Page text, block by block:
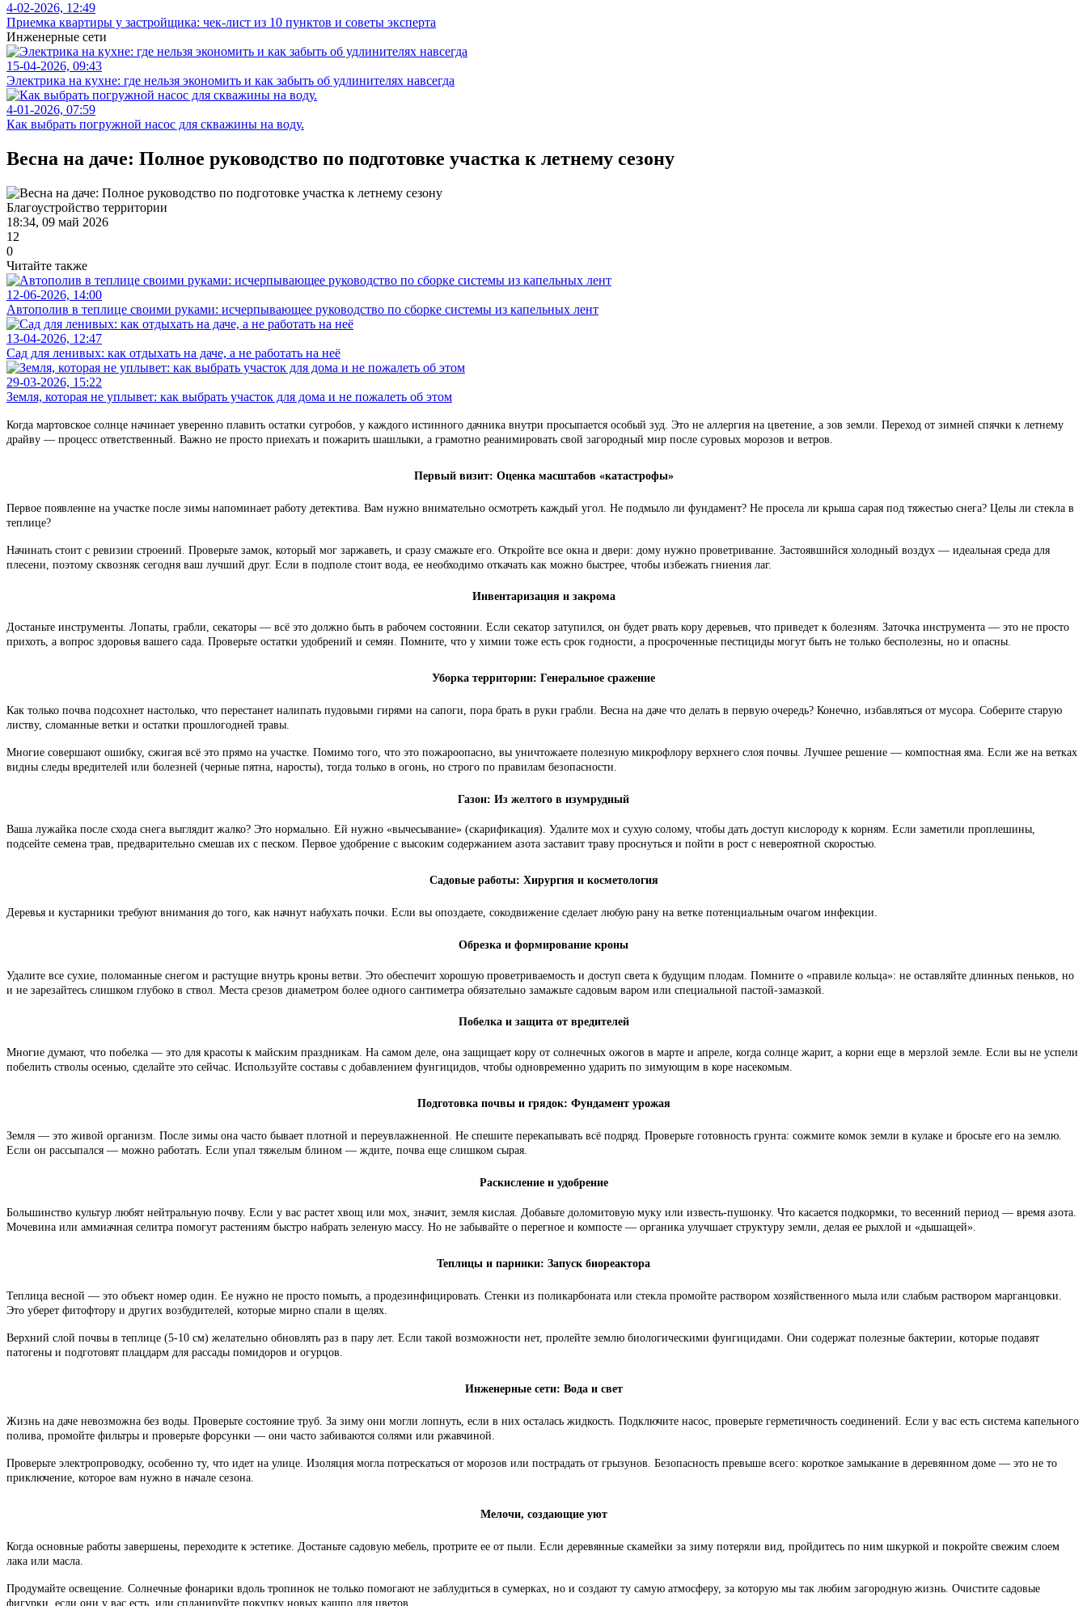
4-02-2026, 12:49
Приемка квартиры у застройщика: чек-лист из 10 пунктов и советы эксперта
Инженерные сети
15-04-2026, 09:43
Электрика на кухне: где нельзя экономить и как забыть об удлинителях навсегда
4-01-2026, 07:59
Как выбрать погружной насос для скважины на воду.
Весна на даче: Полное руководство по подготовке участка к летнему сезону
Благоустройство территории
18:34, 09 май 2026
12
0
Читайте также
12-06-2026, 14:00
Автополив в теплице своими руками: исчерпывающее руководство по сборке системы из капельных лент
13-04-2026, 12:47
Сад для ленивых: как отдыхать на даче, а не работать на неё
29-03-2026, 15:22
Земля, которая не уплывет: как выбрать участок для дома и не пожалеть об этом
Когда мартовское солнце начинает уверенно плавить остатки сугробов, у каждого истинного дачника внутри просыпается особый зуд. Это не аллергия на цветение, а зов земли. Переход от зимней спячки к летнему
драйву — процесс ответственный. Важно не просто приехать и пожарить шашлыки, а грамотно реанимировать свой загородный мир после суровых морозов и ветров.
Первый визит: Оценка масштабов «катастрофы»
Первое появление на участке после зимы напоминает работу детектива. Вам нужно внимательно осмотреть каждый угол. Не подмыло ли фундамент? Не просела ли крыша сарая под тяжестью снега? Целы ли стекла в
теплице?
Начинать стоит с ревизии строений. Проверьте замок, который мог заржаветь, и сразу смажьте его. Откройте все окна и двери: дому нужно проветривание. Застоявшийся холодный воздух — идеальная среда для
плесени, поэтому сквозняк сегодня ваш лучший друг. Если в подполе стоит вода, ее необходимо откачать как можно быстрее, чтобы избежать гниения лаг.
Инвентаризация и закрома
Достаньте инструменты. Лопаты, грабли, секаторы — всё это должно быть в рабочем состоянии. Если секатор затупился, он будет рвать кору деревьев, что приведет к болезням. Заточка инструмента — это не просто
прихоть, а вопрос здоровья вашего сада. Проверьте остатки удобрений и семян. Помните, что у химии тоже есть срок годности, а просроченные пестициды могут быть не только бесполезны, но и опасны.
Уборка территории: Генеральное сражение
Как только почва подсохнет настолько, что перестанет налипать пудовыми гирями на сапоги, пора брать в руки грабли. Весна на даче что делать в первую очередь? Конечно, избавляться от мусора. Соберите старую
листву, сломанные ветки и остатки прошлогодней травы.
Многие совершают ошибку, сжигая всё это прямо на участке. Помимо того, что это пожароопасно, вы уничтожаете полезную микрофлору верхнего слоя почвы. Лучшее решение — компостная яма. Если же на ветках
видны следы вредителей или болезней (черные пятна, наросты), тогда только в огонь, но строго по правилам безопасности.
Газон: Из желтого в изумрудный
Ваша лужайка после схода снега выглядит жалко? Это нормально. Ей нужно «вычесывание» (скарификация). Удалите мох и сухую солому, чтобы дать доступ кислороду к корням. Если заметили проплешины,
подсейте семена трав, предварительно смешав их с песком. Первое удобрение с высоким содержанием азота заставит траву проснуться и пойти в рост с невероятной скоростью.
Садовые работы: Хирургия и косметология
Деревья и кустарники требуют внимания до того, как начнут набухать почки. Если вы опоздаете, сокодвижение сделает любую рану на ветке потенциальным очагом инфекции.
Обрезка и формирование кроны
Удалите все сухие, поломанные снегом и растущие внутрь кроны ветви. Это обеспечит хорошую проветриваемость и доступ света к будущим плодам. Помните о «правиле кольца»: не оставляйте длинных пеньков, но
и не зарезайтесь слишком глубоко в ствол. Места срезов диаметром более одного сантиметра обязательно замажьте садовым варом или специальной пастой-замазкой.
Побелка и защита от вредителей
Многие думают, что побелка — это для красоты к майским праздникам. На самом деле, она защищает кору от солнечных ожогов в марте и апреле, когда солнце жарит, а корни еще в мерзлой земле. Если вы не успели
побелить стволы осенью, сделайте это сейчас. Используйте составы с добавлением фунгицидов, чтобы одновременно ударить по зимующим в коре насекомым.
Подготовка почвы и грядок: Фундамент урожая
Земля — это живой организм. После зимы она часто бывает плотной и переувлажненной. Не спешите перекапывать всё подряд. Проверьте готовность грунта: сожмите комок земли в кулаке и бросьте его на землю.
Если он рассыпался — можно работать. Если упал тяжелым блином — ждите, почва еще слишком сырая.
Раскисление и удобрение
Большинство культур любят нейтральную почву. Если у вас растет хвощ или мох, значит, земля кислая. Добавьте доломитовую муку или известь-пушонку. Что касается подкормки, то весенний период — время азота.
Мочевина или аммиачная селитра помогут растениям быстро набрать зеленую массу. Но не забывайте о перегное и компосте — органика улучшает структуру земли, делая ее рыхлой и «дышащей».
Теплицы и парники: Запуск биореактора
Теплица весной — это объект номер один. Ее нужно не просто помыть, а продезинфицировать. Стенки из поликарбоната или стекла промойте раствором хозяйственного мыла или слабым раствором марганцовки.
Это уберет фитофтору и других возбудителей, которые мирно спали в щелях.
Верхний слой почвы в теплице (5-10 см) желательно обновлять раз в пару лет. Если такой возможности нет, пролейте землю биологическими фунгицидами. Они содержат полезные бактерии, которые подавят
патогены и подготовят плацдарм для рассады помидоров и огурцов.
Инженерные сети: Вода и свет
Жизнь на даче невозможна без воды. Проверьте состояние труб. За зиму они могли лопнуть, если в них осталась жидкость. Подключите насос, проверьте герметичность соединений. Если у вас есть система капельного
полива, промойте фильтры и проверьте форсунки — они часто забиваются солями или ржавчиной.
Проверьте электропроводку, особенно ту, что идет на улице. Изоляция могла потрескаться от морозов или пострадать от грызунов. Безопасность превыше всего: короткое замыкание в деревянном доме — это не то
приключение, которое вам нужно в начале сезона.
Мелочи, создающие уют
Когда основные работы завершены, переходите к эстетике. Достаньте садовую мебель, протрите ее от пыли. Если деревянные скамейки за зиму потеряли вид, пройдитесь по ним шкуркой и покройте свежим слоем
лака или масла.
Продумайте освещение. Солнечные фонарики вдоль тропинок не только помогают не заблудиться в сумерках, но и создают ту самую атмосферу, за которую мы так любим загородную жизнь. Очистите садовые
фигурки, если они у вас есть, или спланируйте покупку новых кашпо для цветов.